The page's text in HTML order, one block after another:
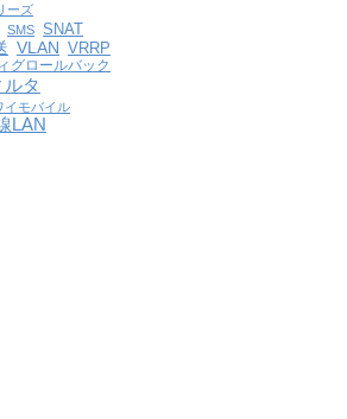
ーズ
SMS SNAT
VLAN VRRP
グロールバック
ルタ
イモバイル
LAN